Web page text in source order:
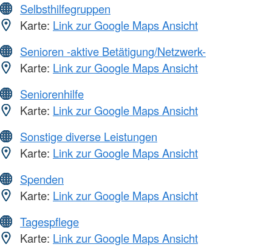
Selbsthilfegruppen
Karte: Link zur Google Maps Ansicht
Senioren -aktive Betätigung/Netzwerk-
Karte: Link zur Google Maps Ansicht
Seniorenhilfe
Karte: Link zur Google Maps Ansicht
Sonstige diverse Leistungen
Karte: Link zur Google Maps Ansicht
Spenden
Karte: Link zur Google Maps Ansicht
Tagespflege
Karte: Link zur Google Maps Ansicht